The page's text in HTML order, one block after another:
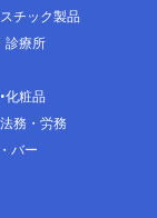
チック製品
診療所
化粧品
務・労務
バー